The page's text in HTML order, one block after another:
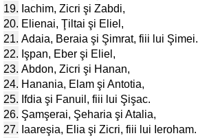
19. Iachim, Zicri şi Zabdi,
20. Elienai, Ţiltai şi Eliel,
21. Adaia, Beraia şi Şimrat, fiii lui Şimei.
22. Işpan, Eber şi Eliel,
23. Abdon, Zicri şi Hanan,
24. Hanania, Elam şi Antotia,
25. Ifdia şi Fanuil, fiii lui Şişac.
26. Şamşerai, Şeharia şi Atalia,
27. Iaareşia, Elia şi Zicri, fiii lui Ieroham.